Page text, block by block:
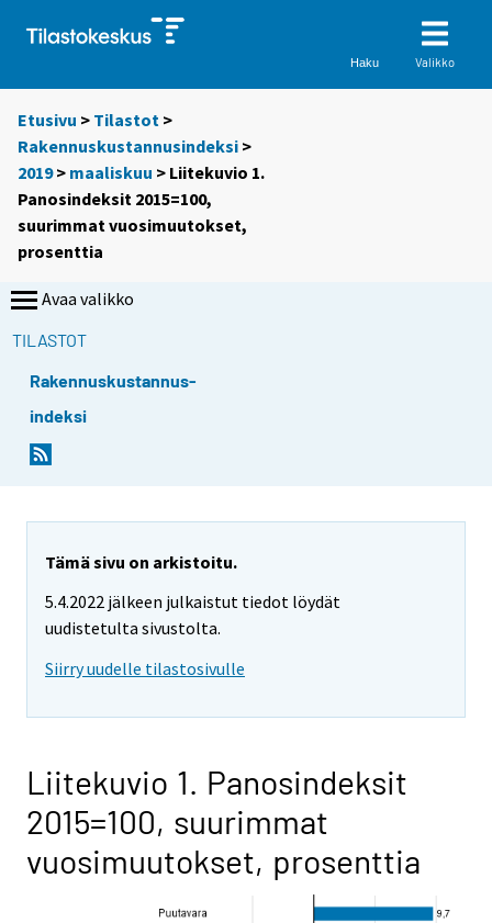
Haku Valikko
Etusivu > Tilastot >
Rakennuskustannusindeksi >
2019> maaliskuu > Liitekuvio 1.
Panosindeksit 2015=100,
suurimmat vuosimuutokset,
prosenttia
Avaa valikko
TILASTOT
Rakennuskustannus-
indeksi
Tämä sivu on arkistoitu.
5.4.2022 jälkeen julkaistut tiedot löydät
uudistetulta sivustolta.
Siirry uudelle tilastosivulle
Liitekuvio 1. Panosindeksit
2015=100, suurimmat
vuosimuutokset, prosenttia